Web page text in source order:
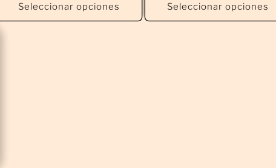
Seleccionar opciones Seleccionar opciones